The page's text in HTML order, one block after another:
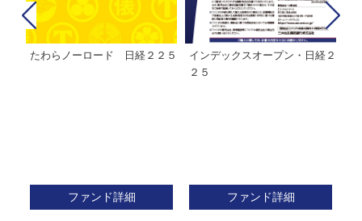
たわらノーロード 日経２２５
ファンド詳細
インデックスオープン・日経２
２５
ファンド詳細